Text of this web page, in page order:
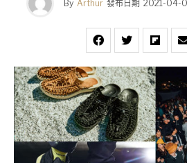
By Arthur 發布日期 2021-04-